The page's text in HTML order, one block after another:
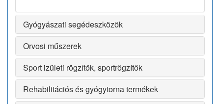
Gyógyászati segédeszközök
Orvosi műszerek
Sport izületi rögzítők, sportrögzítők
Rehabilitációs és gyógytorna termékek